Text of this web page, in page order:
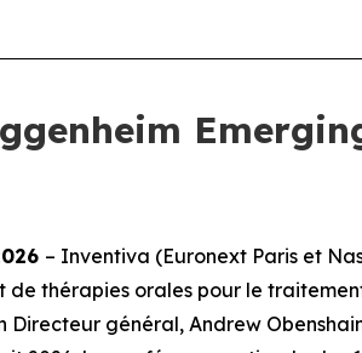
– Inventiva (Euronext Paris et
thérapies orales pour le
Directeur général, Andrew